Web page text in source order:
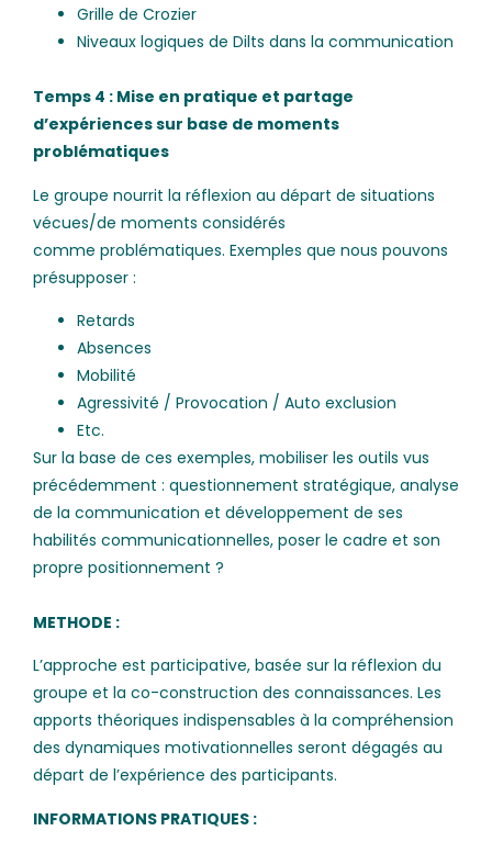
Grille de Crozier
Niveaux logiques de Dilts dans la communication
Temps 4 : Mise en pratique et partage
d’expériences sur base de moments
problématiques
Le groupe nourrit la réflexion au départ de situations
vécues/de moments considérés
comme problématiques. Exemples que nous pouvons
présupposer :
Retards
Absences
Mobilité
Agressivité / Provocation / Auto exclusion
Etc.
Sur la base de ces exemples, mobiliser les outils vus
précédemment : questionnement stratégique, analyse
de la communication et développement de ses
habilités communicationnelles, poser le cadre et son
propre positionnement ?
METHODE :
L’approche est participative, basée sur la réflexion du
groupe et la co-construction des connaissances. Les
apports théoriques indispensables à la compréhension
des dynamiques motivationnelles seront dégagés au
départ de l’expérience des participants.
INFORMATIONS PRATIQUES :